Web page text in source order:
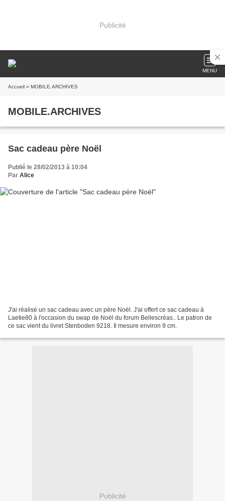
Publicité
MENU
Accueil » MOBILE.ARCHIVES
MOBILE.ARCHIVES
Sac cadeau père Noël
Publié le 28/02/2013 à 10:04
Par Alice
J'ai réalisé un sac cadeau avec un père Noël. J'ai offert ce sac cadeau à
Laetie80 à l'occasion du swap de Noël du forum Bellescréas.. Le patron de
ce sac vient du livret Stenboden 9218. Il mesure environ 9 cm.
Publicité